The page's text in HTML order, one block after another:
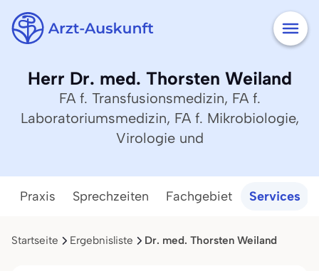
Herr Dr. med. Thorsten Weiland
FA f. Transfusionsmedizin, FA f.
Laboratoriumsmedizin, FA f. Mikrobiologie,
Virologie und
Praxis Sprechzeiten Fachgebiet Services
Startseite Ergebnisliste Dr. med. Thorsten Weiland